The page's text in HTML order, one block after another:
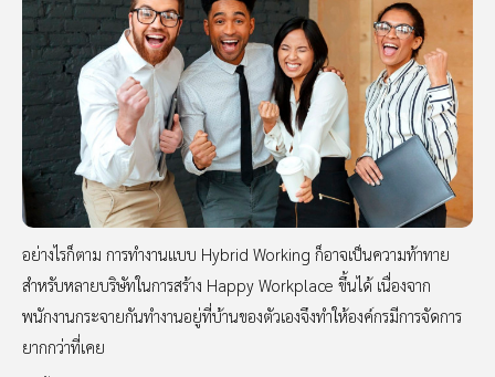
อย่างไรก็ตาม การทำงานแบบ Hybrid Working ก็อาจเป็นความท้าทาย
สำหรับหลายบริษัทในการสร้าง Happy Workplace ขึ้นได้ เนื่องจาก
พนักงานกระจายกันทำงานอยู่ที่บ้านของตัวเองจึงทำให้องค์กรมีการจัดการ
ยากกว่าที่เคย